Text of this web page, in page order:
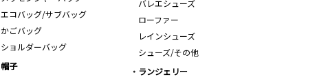
エコバッグ/サブバッグ
かごバッグ
ショルダーバッグ
バレエシューズ
ローファー
レインシューズ
シューズ/その他
帽子
ランジェリー